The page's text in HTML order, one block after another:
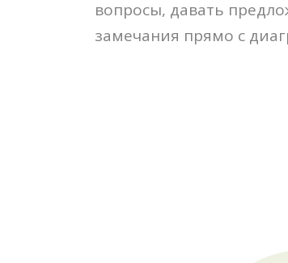
вопросы, давать
замечания прямо с